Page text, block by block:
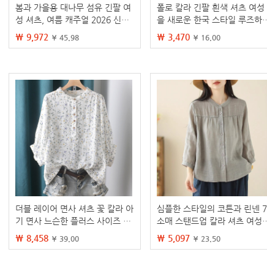
봄과 가을용 대나무 섬유 긴팔 여
성 셔츠, 여름 캐주얼 2026 신상
여성용 블루 스트라이프 노아이론
셔츠
₩ 9,972 ¥ 45.98
폴로 칼라 긴팔 흰색 셔츠 여성
을 새로운 한국 스타일 루즈하
다재다능한 캐주얼 기질 카디건
탑 겉옷
₩ 3,470 ¥ 16.00
더블 레이어 면사 셔츠 꽃 칼라 아
기 면사 느슨한 플러스 사이즈 일
본과 한국 셔츠 제조 업체 도매 세
대 여성 의류
₩ 8,458 ¥ 39.00
심플한 스타일의 코튼과 린넨
소매 스탠드업 칼라 셔츠 여성
다용도 루즈 슬리밍 캐주얼 코튼
과 린넨 카디건 탑
₩ 5,097 ¥ 23.50